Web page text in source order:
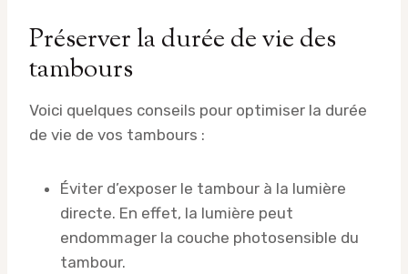
Préserver la durée de vie des
tambours
Voici quelques conseils pour optimiser la durée
de vie de vos tambours :
Éviter d’exposer le tambour à la lumière
directe. En effet, la lumière peut
endommager la couche photosensible du
tambour.